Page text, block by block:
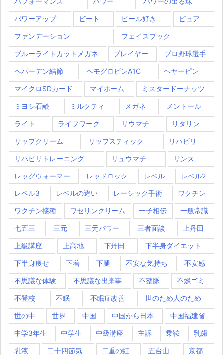
パワーアップ ビート ビール好き ピュア
ファンデーション フェイスブック
ブルーライトカットメガネ プレイヤー プロ野球選手
ヘパーデン結節 ヘモグロビンA1C ヘヤーピン
マイクロSDカード マイホーム ミスタードーナッツ
ミヨシ石鹸 ミルクティ メガネ メントール
ライト ライフワーク リウマチ リタリン
リップクリーム リップスティック リハビリ
リハビリトレーニング リュウマチ リンス
レッグウォーマー レッドロック レベル レベル2
レベル3 レベルの違い レーシック手術 ワクチン
ワクチン接種 ワセリンクリーム 一子相伝 一般常識
七五三 三元 三元パワー 三者面談 上丹田
上級講座 上高地 下丹田 下半身ダイエット
下半身痩せ 下着 下腿 不安な気持ち 不安感
不思議な体験 不思議な出来事 不整脈 不燃ゴミ
不登校 不眠 不眠症改善 世のため人のため
世の中 世界 中国 中国から日本 中国福建省
中学3年生 中学生 中級講座 主訴 乗鞍 乳歯
乳液 二十四節気 二重の虹 五台山 京都